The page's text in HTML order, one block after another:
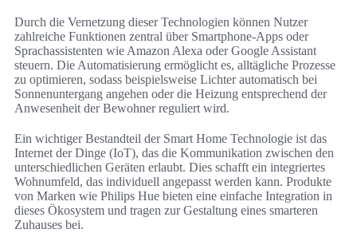
Durch die Vernetzung dieser Technologien können Nutzer
zahlreiche Funktionen zentral über Smartphone-Apps oder
Sprachassistenten wie Amazon Alexa oder Google Assistant
steuern. Die Automatisierung ermöglicht es, alltägliche Prozesse
zu optimieren, sodass beispielsweise Lichter automatisch bei
Sonnenuntergang angehen oder die Heizung entsprechend der
Anwesenheit der Bewohner reguliert wird.
Ein wichtiger Bestandteil der Smart Home Technologie ist das
Internet der Dinge (IoT), das die Kommunikation zwischen den
unterschiedlichen Geräten erlaubt. Dies schafft ein integriertes
Wohnumfeld, das individuell angepasst werden kann. Produkte
von Marken wie Philips Hue bieten eine einfache Integration in
dieses Ökosystem und tragen zur Gestaltung eines smarteren
Zuhauses bei.